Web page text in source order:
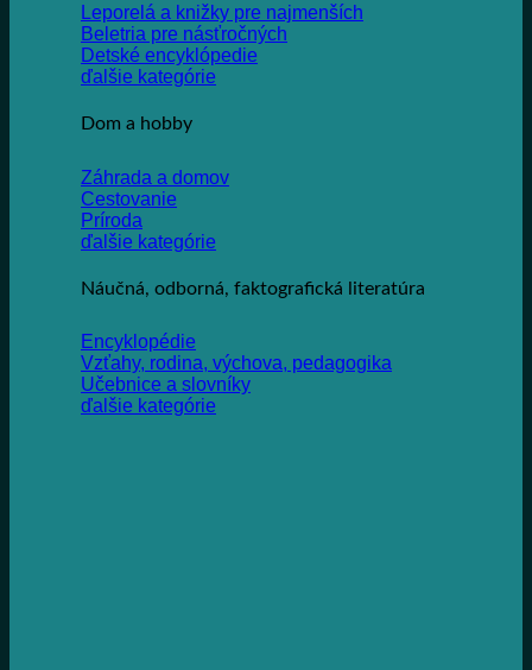
Leporelá a knižky pre najmenších
Beletria pre násťročných
Detské encyklópedie
ďalšie kategórie
Dom a hobby
Záhrada a domov
Cestovanie
Príroda
ďalšie kategórie
Náučná, odborná, faktografická literatúra
Encyklopédie
Vzťahy, rodina, výchova, pedagogika
Učebnice a slovníky
ďalšie kategórie